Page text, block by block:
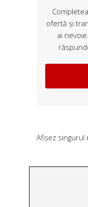
ofertă și
ai
Afișez singurul